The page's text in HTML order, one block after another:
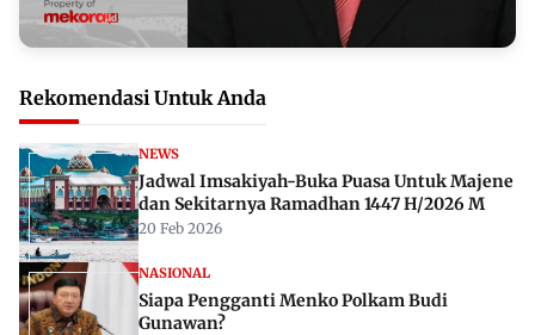
Rekomendasi Untuk Anda
NEWS
Jadwal Imsakiyah-Buka Puasa Untuk Majene
dan Sekitarnya Ramadhan 1447 H/2026 M
20 Feb 2026
NASIONAL
Siapa Pengganti Menko Polkam Budi
Gunawan?